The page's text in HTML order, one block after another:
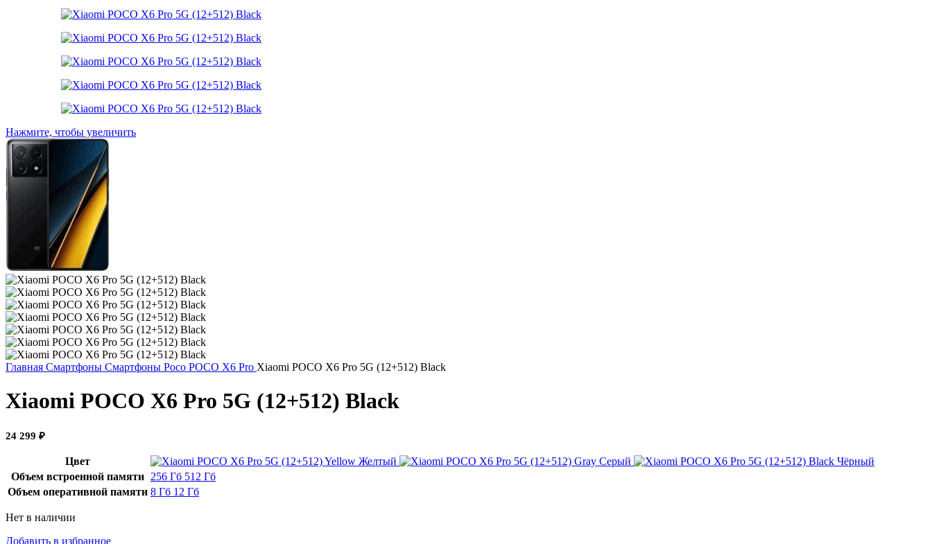
Нажмите, чтобы увеличить
Главная Смартфоны Смартфоны Poco POCO X6 Pro Xiaomi POCO X6 Pro 5G (12+512) Black
Xiaomi POCO X6 Pro 5G (12+512) Black
24 299 ₽
Цвет Желтый Серый
Чёрный
Объем встроенной памяти 256 Гб 512 Гб
Объем оперативной памяти 8 Гб 12 Гб
Нет в наличии
Добавить в избранное